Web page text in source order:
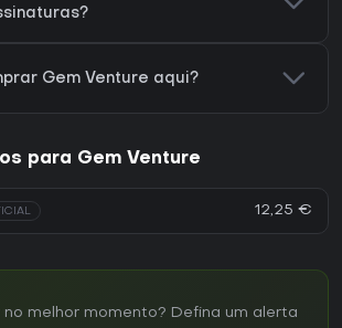
Gem Venture aqui?
para Gem Venture
12,25 €
melhor momento? Defina um alerta